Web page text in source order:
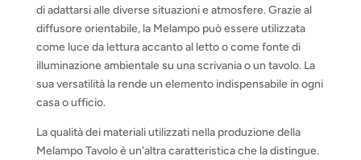
di adattarsi alle diverse situazioni e atmosfere. Grazie al
diffusore orientabile, la Melampo può essere utilizzata
come luce da lettura accanto al letto o come fonte di
illuminazione ambientale su una scrivania o un tavolo. La
sua versatilità la rende un elemento indispensabile in ogni
casa o ufficio.
La qualità dei materiali utilizzati nella produzione della
Melampo Tavolo è un'altra caratteristica che la distingue.